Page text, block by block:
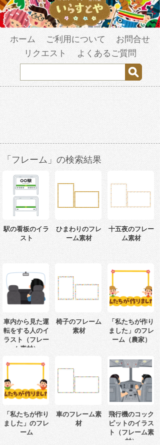
ホーム ご利用について
お問合せ
リクエスト
よくあるご質問
「フレーム」の検索結果
駅の看板のイラ
スト
ひまわりのフレ
ーム素材
十五夜のフレー
ム素材
車内から見た運
転をする人のイ
ラスト（フレー
ム素材）
椅子のフレーム
素材
「私たちが作り
ました」のフレ
ーム（農家）
「私たちが作り
ました」のフレ
ーム
車のフレーム素
材
飛行機のコック
ピットのイラス
ト（フレーム素
材）